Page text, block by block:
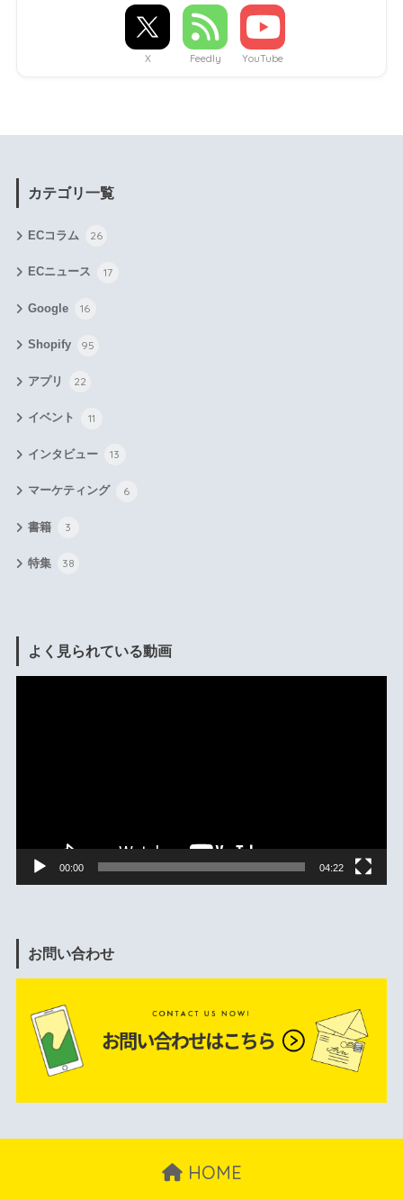
X Feedly YouTube
カテゴリ一覧
ECコラム 26
ECニュース 17
Google 16
Shopify 95
アプリ 22
イベント 11
インタビュー 13
マーケティング 6
書籍 3
特集 38
よく見られている動画
00:00 04:22
お問い合わせ
HOME